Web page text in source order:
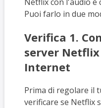
Puoi farlo in due
Verifica 1.
server
Internet
Prima di regolare il
verificare se Netflix